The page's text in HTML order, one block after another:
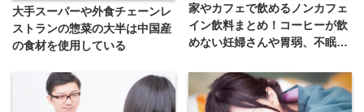
大手スーパーや外食チェーンレ
ストランの惣菜の大半は中国産
の食材を使用している
家やカフェで飲めるノンカフェ
イン飲料まとめ！コーヒーが飲
めない妊婦さんや胃弱、不眠症
ど】